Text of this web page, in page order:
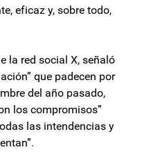
eficaz y, sobre todo,
la red social X, señaló
que padecen por
del año pasado,
los compromisos”
las intendencias y